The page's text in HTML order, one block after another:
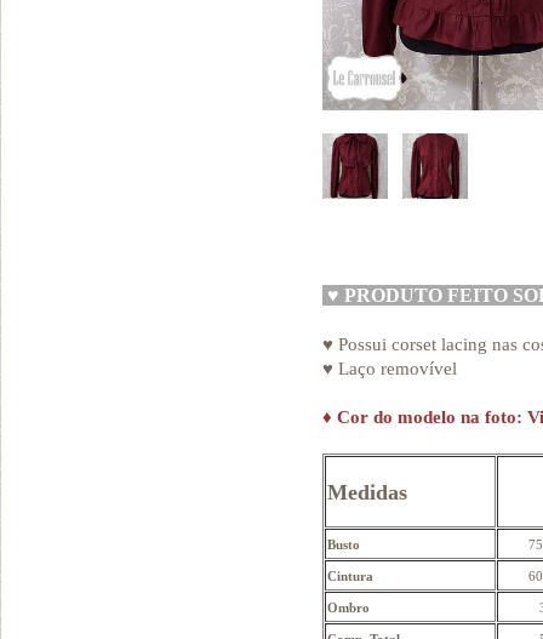
♥ PRODUTO FEITO
♥ Possui corset lacing nas
♥ Laço removível
♦ Cor do modelo na foto:
Medidas
Busto
Cintura
Ombro